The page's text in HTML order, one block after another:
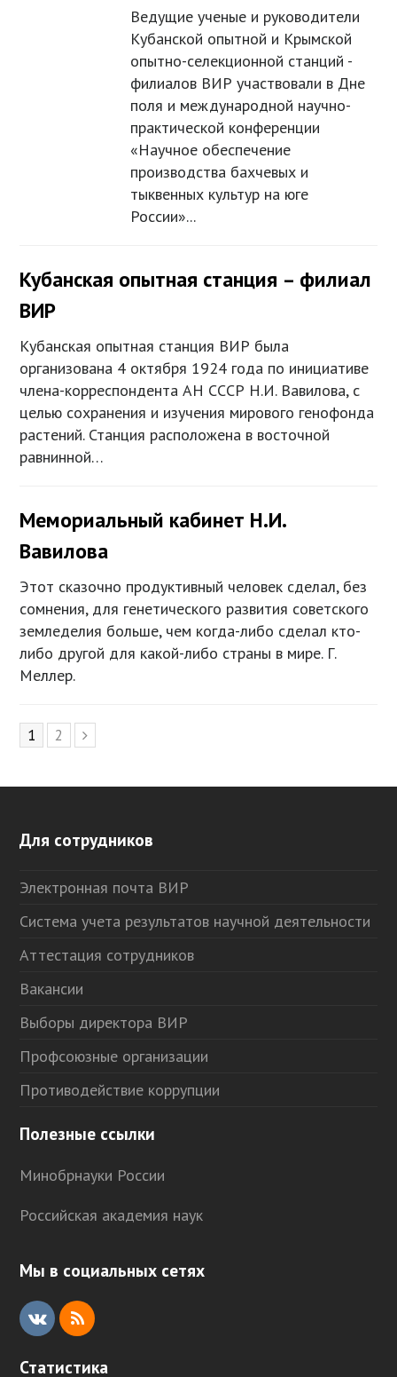
Ведущие ученые и руководители
Кубанской опытной и Крымской
опытно-селекционной станций -
филиалов ВИР участвовали в Дне
поля и международной научно-
практической конференции
«Научное обеспечение
производства бахчевых и
тыквенных культур на юге
России»...
Кубанская опытная станция – филиал
ВИР
Кубанская опытная станция ВИР была
организована 4 октября 1924 года по инициативе
члена-корреспондента АН СССР Н.И. Вавилова, с
целью сохранения и изучения мирового генофонда
растений. Станция расположена в восточной
равнинной…
Мемориальный кабинет Н.И.
Вавилова
Этот сказочно продуктивный человек сделал, без
сомнения, для генетического развития советского
земледелия больше, чем когда-либо сделал кто-
либо другой для какой-либо страны в мире. Г.
Меллер.
Page
1 Page
2
Для сотрудников
Электронная почта ВИР
Система учета результатов научной деятельности
Аттестация сотрудников
Вакансии
Выборы директора ВИР
Профсоюзные организации
Противодействие коррупции
Полезные ссылки
Минобрнауки России
Российская академия наук
Мы в социальных сетях
V
R
Статистика